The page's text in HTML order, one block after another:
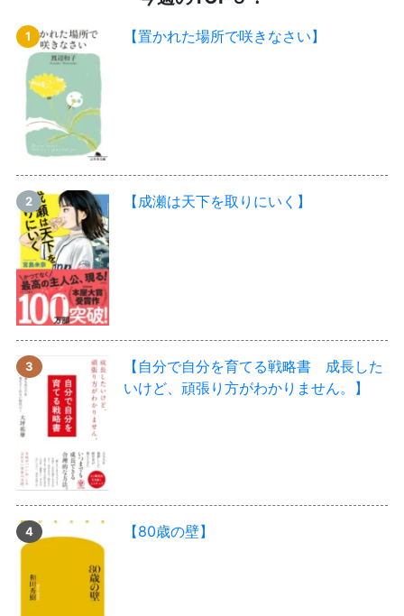
【置かれた場所で咲きなさい】
【成瀬は天下を取りにいく】
【自分で自分を育てる戦略書 成長した
いけど、頑張り方がわかりません。】
【80歳の壁】